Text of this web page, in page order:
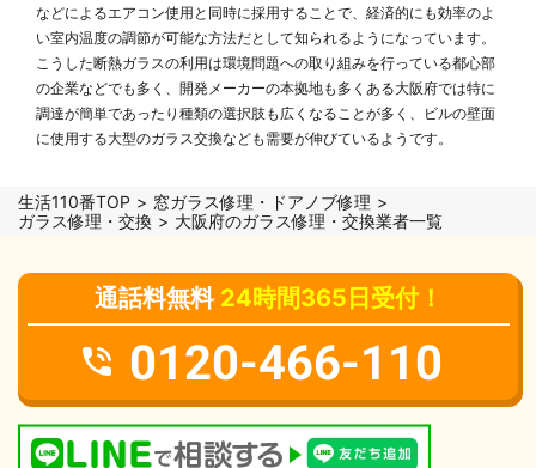
などによるエアコン使用と同時に採用することで、経済的にも効率のよ
い室内温度の調節が可能な方法だとして知られるようになっています。
こうした断熱ガラスの利用は環境問題への取り組みを行っている都心部
の企業などでも多く、開発メーカーの本拠地も多くある大阪府では特に
調達が簡単であったり種類の選択肢も広くなることが多く、ビルの壁面
に使用する大型のガラス交換なども需要が伸びているようです。
生活110番TOP
窓ガラス修理・ドアノブ修理
ガラス修理・交換
大阪府のガラス修理・交換業者一覧
通話料無料 24時間365日受付！
0120-466-110